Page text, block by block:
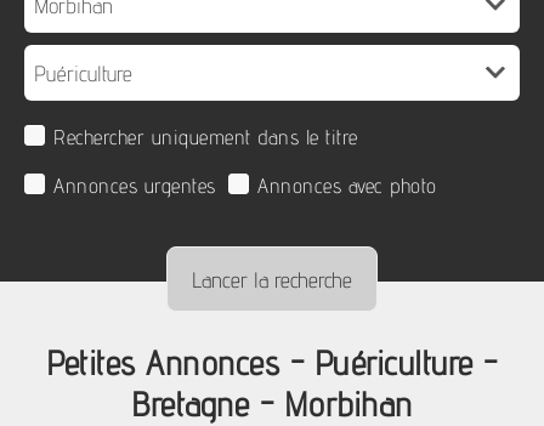
Rechercher uniquement dans le titre
Annonces urgentes
Annonces avec photo
Petites Annonces - Puériculture -
Bretagne - Morbihan